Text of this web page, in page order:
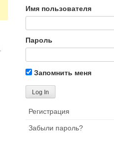
Имя пользователя
Пароль
Запомнить меня
Регистрация
Забыли пароль?